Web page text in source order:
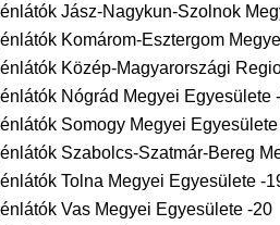
Jász-Nagykun-Szolnok
Komárom-Esztergom
Közép-Magyarországi
Nógrád Megyei Egyesülete
Somogy Megyei
Szabolcs-Szatmár-Bereg
Tolna Megyei Egyesülete -
Vas Megyei Egyesülete -20